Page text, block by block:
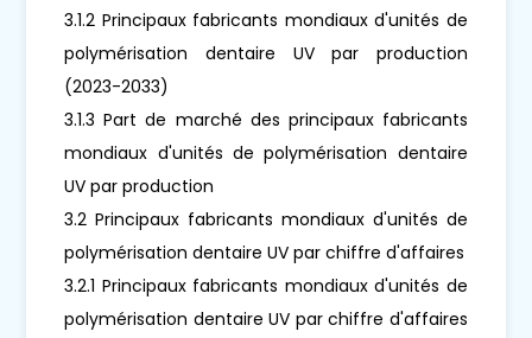
3.1.2 Principaux fabricants mondiaux d'unités de
polymérisation dentaire UV par production
(2023-2033)
3.1.3 Part de marché des principaux fabricants
mondiaux d'unités de polymérisation dentaire
UV par production
3.2 Principaux fabricants mondiaux d'unités de
polymérisation dentaire UV par chiffre d'affaires
3.2.1 Principaux fabricants mondiaux d'unités de
polymérisation dentaire UV par chiffre d'affaires